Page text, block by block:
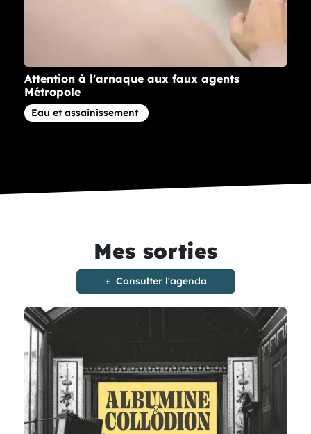
Attention à l'arnaque aux faux agents
Métropole
Article concernant la thématique
Eau et assainissement
Mes sorties
Consulter l'agenda